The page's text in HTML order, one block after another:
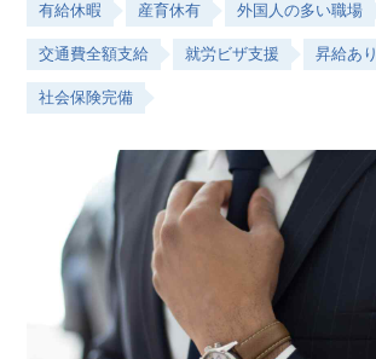
有給休暇 産育休有 外国人の多い職場
交通費全額支給 就労ビザ支援 昇給あり
社会保険完備